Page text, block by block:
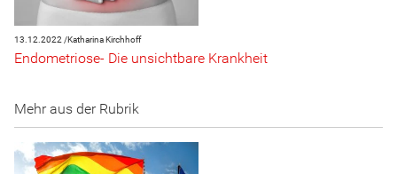
13.12.2022 /Katharina Kirchhoff
Endometriose- Die unsichtbare Krankheit
Mehr aus der Rubrik